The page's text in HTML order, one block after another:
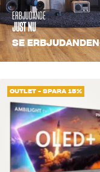
ERBJUDANDE
JUST NU
SE ERBJUDANDEN
OUTLET - SPARA 15%